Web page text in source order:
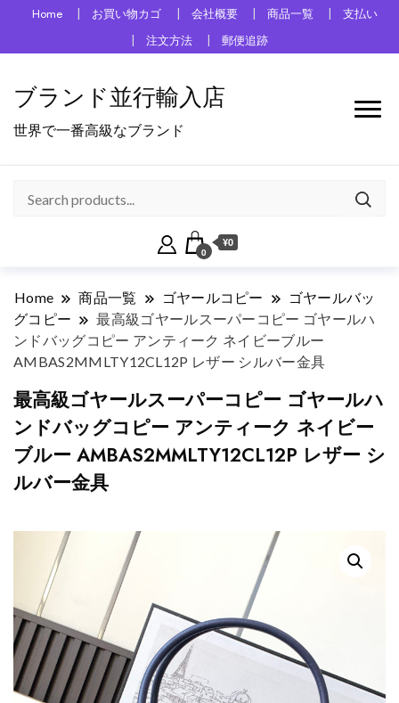
Home お買い物カゴ 会社概要 商品一覧
支払い
注文方法
郵便追跡
ブランド並行輸入店
世界で一番高級なブランド
0
¥0
Home 商品一覧 ゴヤールコピー
ゴヤールバッ
グコピー
最高級ゴヤールスーパーコピー ゴヤールハ
ンドバッグコピー アンティーク ネイビーブルー
AMBAS2MMLTY12CL12P レザー シルバー金具
最高級ゴヤールスーパーコピー ゴヤールハ
ンドバッグコピー アンティーク ネイビー
ブルー AMBAS2MMLTY12CL12P レザー シ
ルバー金具